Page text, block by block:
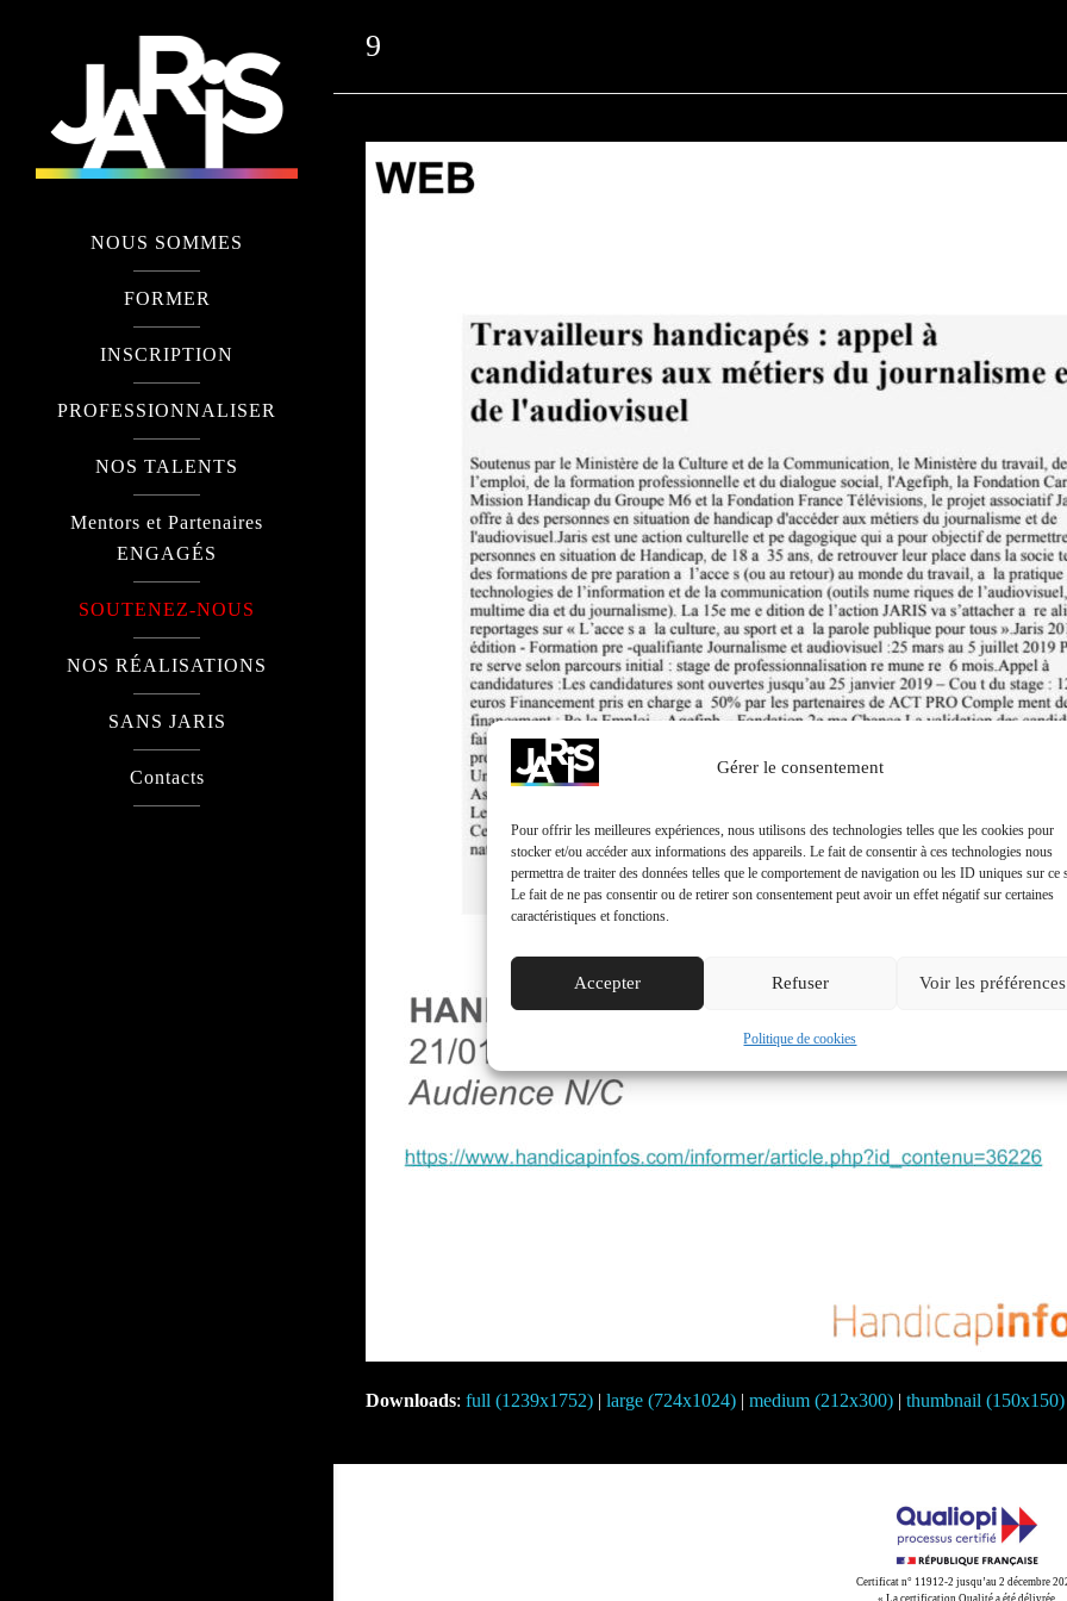
Gérer le consentement
Pour offrir les meilleures expériences, nous utilisons des technologies telles que les cookies pour
stocker et/ou accéder aux informations des appareils. Le fait de consentir à ces technologies nous
permettra de traiter des données telles que le comportement de navigation ou les ID uniques sur ce
Le fait de ne pas consentir ou de retirer son consentement peut avoir un effet négatif sur certaines
caractéristiques et fonctions.
Accepter Refuser Voir les préférences
Politique de cookies
NOUS SOMMES
FORMER
INSCRIPTION
PROFESSIONNALISER
NOS TALENTS
Mentors et Partenaires
ENGAGÉS
SOUTENEZ-NOUS
NOS RÉALISATIONS
SANS JARIS
Contacts
9
Downloads: full (1239x1752)| large (724x1024)| medium (212x300)| thumbnail (150x150)
Certificat n° 11912-2 jusqu’au 2 décembre
« La certification Qualité a été délivrée